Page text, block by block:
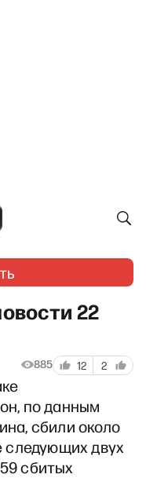
22
885 12 2
по данным
сбили около
следующих двух
сбитых